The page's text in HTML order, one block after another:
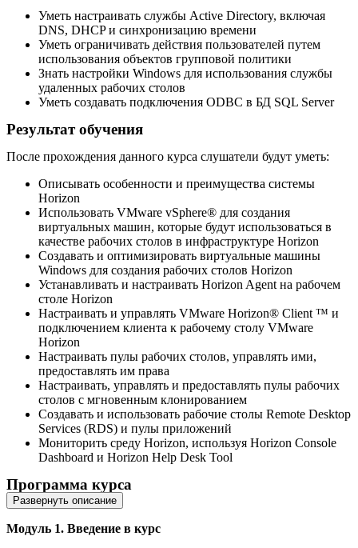
Уметь настраивать службы Active Directory, включая
DNS, DHCP и синхронизацию времени
Уметь ограничивать действия пользователей путем
использования объектов групповой политики
Знать настройки Windows для использования службы
удаленных рабочих столов
Уметь создавать подключения ODBC в БД SQL Server
Результат обучения
После прохождения данного курса слушатели будут уметь:
Описывать особенности и преимущества системы
Horizon
Использовать VMware vSphere® для создания
виртуальных машин, которые будут использоваться в
качестве рабочих столов в инфраструктуре Horizon
Создавать и оптимизировать виртуальные машины
Windows для создания рабочих столов Horizon
Устанавливать и настраивать Horizon Agent на рабочем
столе Horizon
Настраивать и управлять VMware Horizon® Client ™ и
подключением клиента к рабочему столу VMware
Horizon
Настраивать пулы рабочих столов, управлять ими,
предоставлять им права
Настраивать, управлять и предоставлять пулы рабочих
столов с мгновенным клонированием
Создавать и использовать рабочие столы Remote Desktop
Services (RDS) и пулы приложений
Мониторить среду Horizon, используя Horizon Console
Dashboard и Horizon Help Desk Tool
Программа курса
Развернуть описание
Модуль 1. Введение в курс